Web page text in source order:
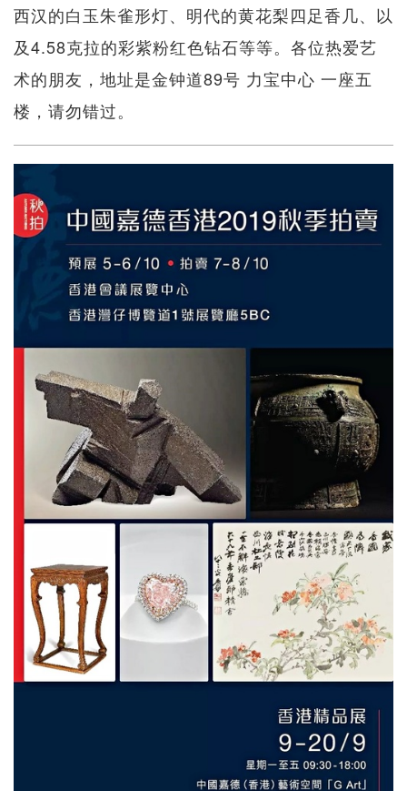
西汉的白玉朱雀形灯、明代的黄花梨四足香几、以
及4.58克拉的彩紫粉红色钻石等等。各位热爱艺
术的朋友，地址是金钟道89号 力宝中心 一座五
楼，请勿错过。